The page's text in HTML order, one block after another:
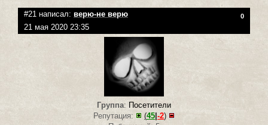
#21 написал: верю-не верю 0
21 мая 2020 23:35
Группа: Посетители
Репутация:
(45|-2)